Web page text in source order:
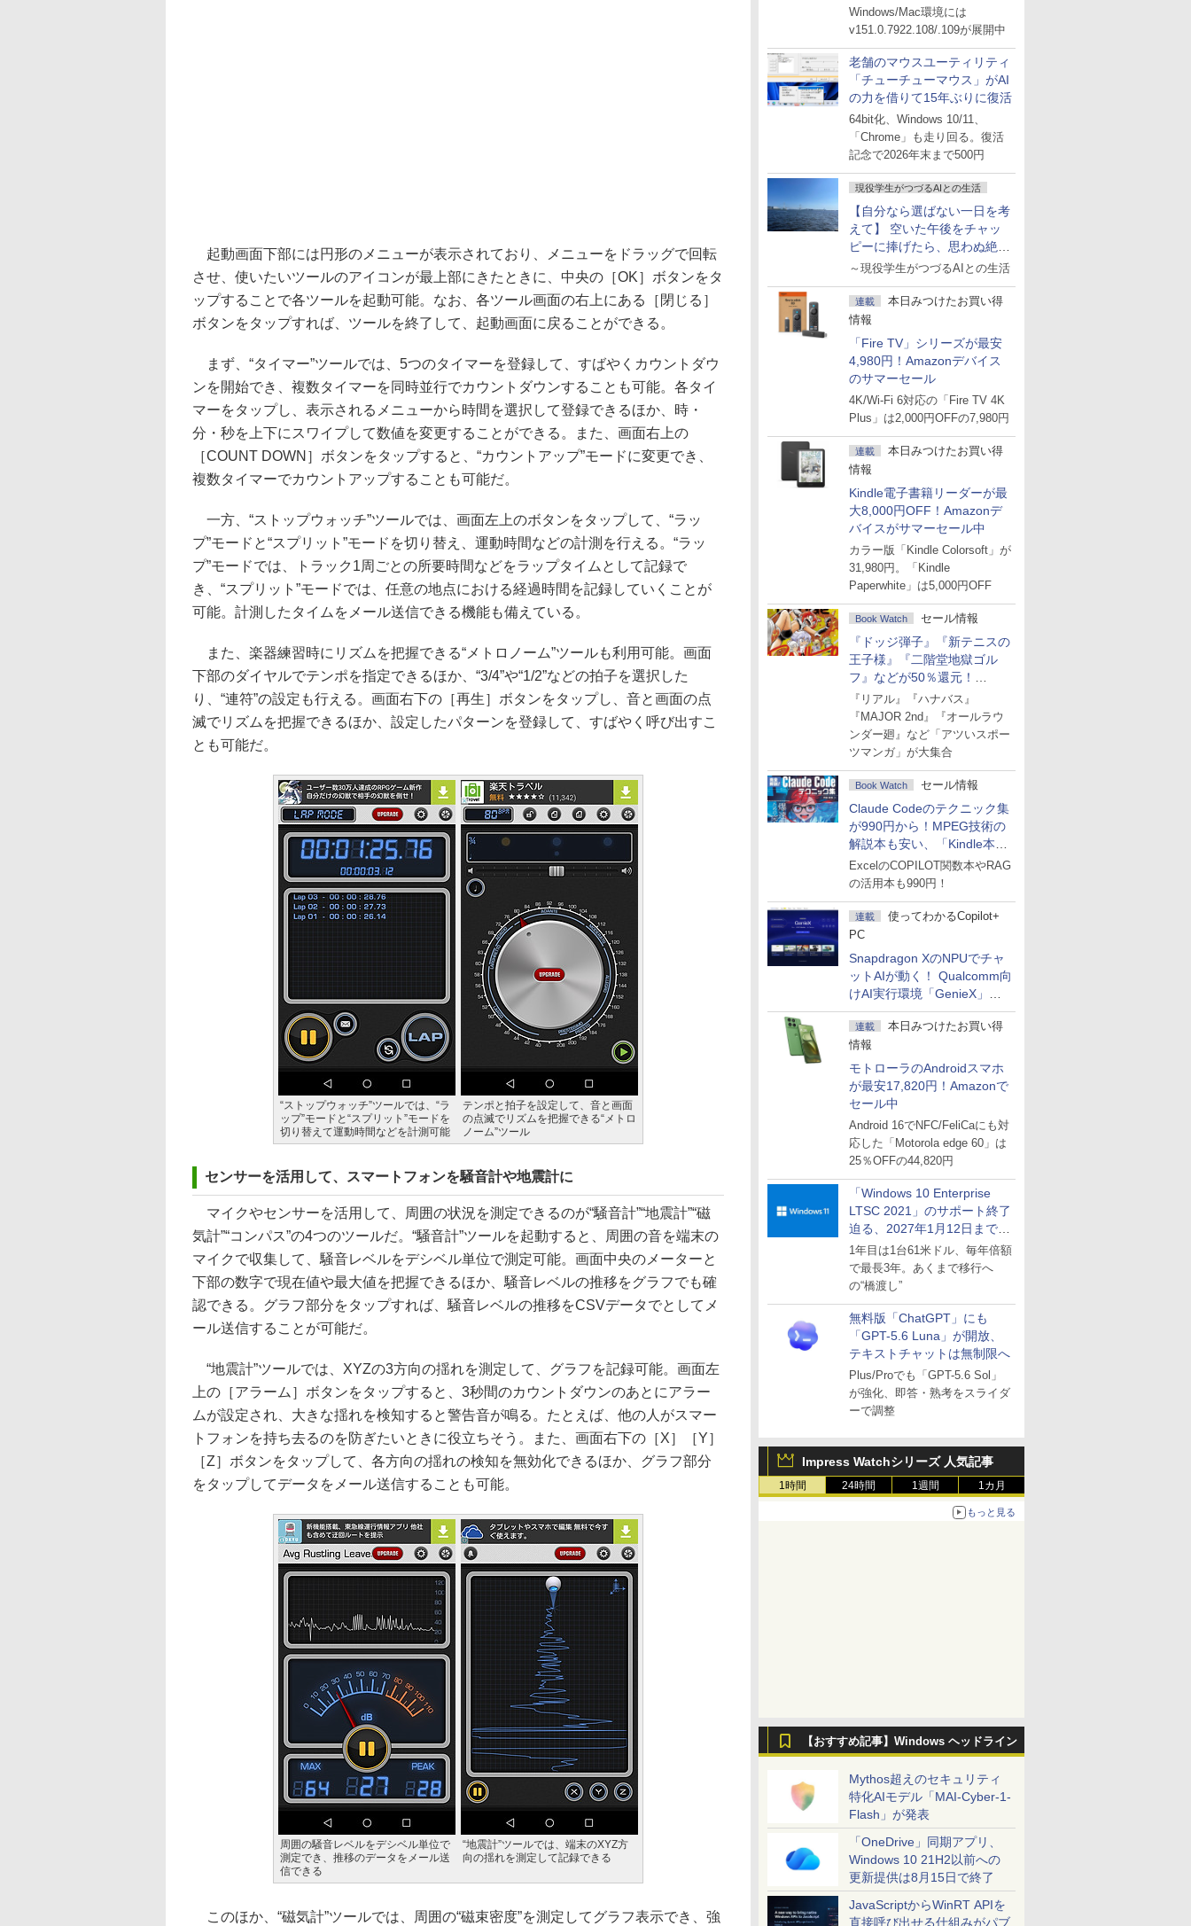
対処
Windows/Mac環境には
v151.0.7922.108/.109が展開中
老舗のマウスユーティリティ
「チューチューマウス」がAI
の力を借りて15年ぶりに復活
64bit化、Windows 10/11、
「Chrome」も走り回る。復活
記念で2026年末まで500円
現役学生がつづるAIとの生活
【自分なら選ばない一日を考
えて】 空いた午後をチャッ
ピーに捧げたら、思わぬ絶景
に出会った話
～現役学生がつづるAIとの生活
連載
本日みつけたお買い得
情報
「Fire TV」シリーズが最安
4,980円！Amazonデバイス
のサマーセール
4K/Wi-Fi 6対応の「Fire TV 4K
Plus」は2,000円OFFの7,980円
連載
本日みつけたお買い得
情報
Kindle電子書籍リーダーが最
大8,000円OFF！Amazonデ
バイスがサマーセール中
カラー版「Kindle Colorsoft」が
31,980円。「Kindle
Paperwhite」は5,000円OFF
Book Watch セール情報
『ドッジ弾子』『新テニスの
王子様』『二階堂地獄ゴル
フ』などが50％還元！
Amazonマンガ週末セール
『リアル』『ハナバス』
『MAJOR 2nd』『オールラウ
ンダー廻』など「アツいスポー
ツマンガ」が大集合
Book Watch セール情報
Claude Codeのテクニック集
が990円から！MPEG技術の
解説本も安い、「Kindle本サ
マーセール」第2弾開始！
ExcelのCOPILOT関数本やRAG
の活用本も990円！
連載
使ってわかるCopilot+
PC
Snapdragon XのNPUでチャ
ットAIが動く！ Qualcomm向
けAI実行環境「GenieX」を
試してみた
連載
本日みつけたお買い得
情報
モトローラのAndroidスマホ
が最安17,820円！Amazonで
セール中
Android 16でNFC/FeliCaにも対
応した「Motorola edge 60」は
25％OFFの44,820円
「Windows 10 Enterprise
LTSC 2021」のサポート終了
迫る、2027年1月12日まで
～ESUは9月1日から販売
1年目は1台61米ドル、毎年倍額
で最長3年。あくまで移行へ
の“橋渡し”
無料版「ChatGPT」にも
「GPT-5.6 Luna」が開放、
テキストチャットは無制限へ
Plus/Proでも「GPT-5.6 Sol」
が強化、即答・熟考をスライダ
ーで調整
Impress Watchシリーズ 人気記事
1時間 24時間 1週間 1カ月
もっと見る
【おすすめ記事】Windows ヘッドライン
Mythos超えのセキュリティ
特化AIモデル「MAI-Cyber-1-
Flash」が発表
「OneDrive」同期アプリ、
Windows 10 21H2以前への
更新提供は8月15日で終了
JavaScriptからWinRT APIを
直接呼び出せる仕組みがパブ
起動画面下部には円形のメニューが表示されており、メニューをドラッグで回転
させ、使いたいツールのアイコンが最上部にきたときに、中央の［OK］ボタンをタ
ップすることで各ツールを起動可能。なお、各ツール画面の右上にある［閉じる］
ボタンをタップすれば、ツールを終了して、起動画面に戻ることができる。
まず、“タイマー”ツールでは、5つのタイマーを登録して、すばやくカウントダウ
ンを開始でき、複数タイマーを同時並行でカウントダウンすることも可能。各タイ
マーをタップし、表示されるメニューから時間を選択して登録できるほか、時・
分・秒を上下にスワイプして数値を変更することができる。また、画面右上の
［COUNT DOWN］ボタンをタップすると、“カウントアップ”モードに変更でき、
複数タイマーでカウントアップすることも可能だ。
一方、“ストップウォッチ”ツールでは、画面左上のボタンをタップして、“ラッ
プ”モードと“スプリット”モードを切り替え、運動時間などの計測を行える。“ラッ
プ”モードでは、トラック1周ごとの所要時間などをラップタイムとして記録で
き、“スプリット”モードでは、任意の地点における経過時間を記録していくことが
可能。計測したタイムをメール送信できる機能も備えている。
また、楽器練習時にリズムを把握できる“メトロノーム”ツールも利用可能。画面
下部のダイヤルでテンポを指定できるほか、“3/4”や“1/2”などの拍子を選択した
り、“連符”の設定も行える。画面右下の［再生］ボタンをタップし、音と画面の点
滅でリズムを把握できるほか、設定したパターンを登録して、すばやく呼び出すこ
とも可能だ。
“ストップウォッチ”ツールでは、“ラ
ップ”モードと“スプリット”モードを
切り替えて運動時間などを計測可能
テンポと拍子を設定して、音と画面
の点滅でリズムを把握できる“メトロ
ノーム”ツール
センサーを活用して、スマートフォンを騒音計や地震計に
マイクやセンサーを活用して、周囲の状況を測定できるのが“騒音計”“地震計”“磁
気計”“コンパス”の4つのツールだ。“騒音計”ツールを起動すると、周囲の音を端末の
マイクで収集して、騒音レベルをデシベル単位で測定可能。画面中央のメーターと
下部の数字で現在値や最大値を把握できるほか、騒音レベルの推移をグラフでも確
認できる。グラフ部分をタップすれば、騒音レベルの推移をCSVデータでとしてメ
ール送信することが可能だ。
“地震計”ツールでは、XYZの3方向の揺れを測定して、グラフを記録可能。画面左
上の［アラーム］ボタンをタップすると、3秒間のカウントダウンのあとにアラー
ムが設定され、大きな揺れを検知すると警告音が鳴る。たとえば、他の人がスマー
トフォンを持ち去るのを防ぎたいときに役立ちそう。また、画面右下の［X］［Y］
［Z］ボタンをタップして、各方向の揺れの検知を無効化できるほか、グラフ部分
をタップしてデータをメール送信することも可能。
周囲の騒音レベルをデシベル単位で
測定でき、推移のデータをメール送
信できる
“地震計”ツールでは、端末のXYZ方
向の揺れを測定して記録できる
このほか、“磁気計”ツールでは、周囲の“磁束密度”を測定してグラフ表示でき、強